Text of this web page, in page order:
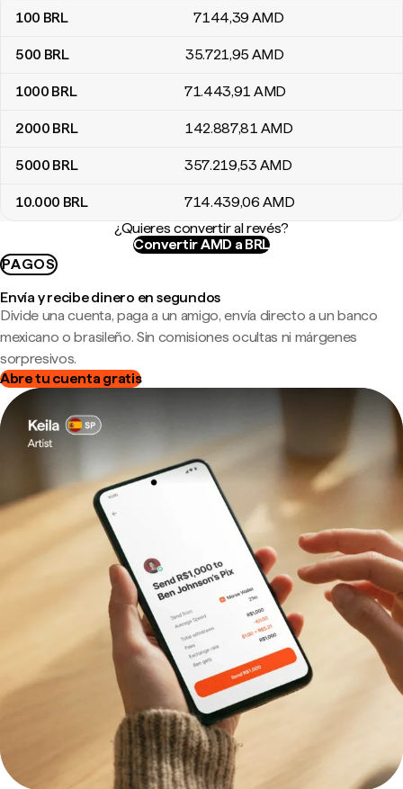
100 BRL 7144,39 AMD
500 BRL 35.721,95 AMD
1000 BRL 71.443,91 AMD
2000 BRL 142.887,81 AMD
5000 BRL 357.219,53 AMD
10.000 BRL 714.439,06 AMD
¿Quieres convertir al revés?
Convertir AMD a BRL
PAGOS
Envía y recibe dinero en segundos
Divide una cuenta, paga a un amigo, envía directo a un banco
mexicano o brasileño. Sin comisiones ocultas ni márgenes
sorpresivos.
Abre tu cuenta gratis